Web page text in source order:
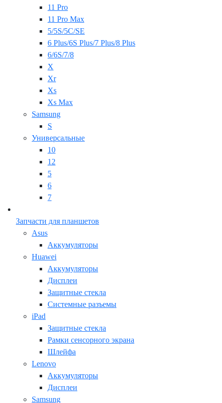
11 Pro
11 Pro Max
5/5S/5C/SE
6 Plus/6S Plus/7 Plus/8 Plus
6/6S/7/8
X
Xr
Xs
Xs Max
Samsung
S
Универсальные
10
12
5
6
7
Запчасти для планшетов
Asus
Аккумуляторы
Huawei
Аккумуляторы
Дисплеи
Защитные стекла
Системные разъемы
iPad
Защитные стекла
Рамки сенсорного экрана
Шлейфа
Lenovo
Аккумуляторы
Дисплеи
Samsung